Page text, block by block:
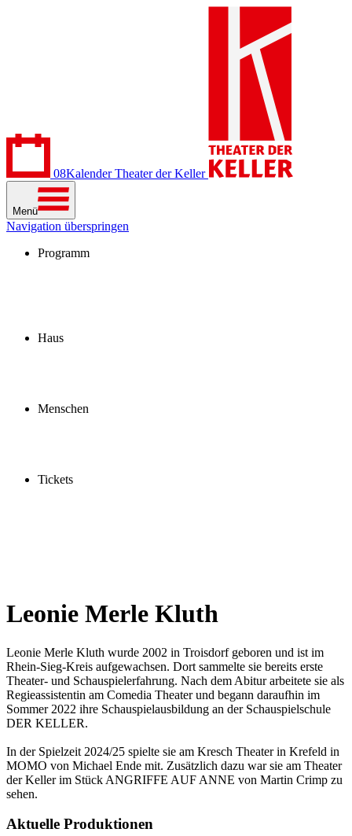
08Kalender Theater der Keller
Menü
Navigation überspringen
Programm
Haus
Menschen
Tickets
Leonie Merle Kluth
Leonie Merle Kluth wurde 2002 in Troisdorf geboren und ist im
Rhein-Sieg-Kreis aufgewachsen. Dort sammelte sie bereits erste
Theater- und Schauspielerfahrung. Nach dem Abitur arbeitete sie als
Regieassistentin am Comedia Theater und begann daraufhin im
Sommer 2022 ihre Schauspielausbildung an der Schauspielschule
DER KELLER.
In der Spielzeit 2024/25 spielte sie am Kresch Theater in Krefeld in
MOMO von Michael Ende mit. Zusätzlich dazu war sie am Theater
der Keller im Stück ANGRIFFE AUF ANNE von Martin Crimp zu
sehen.
Aktuelle Produktionen